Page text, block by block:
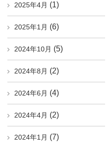
2025年4月 (1)
2025年1月 (6)
2024年10月 (5)
2024年8月 (2)
2024年6月 (4)
2024年4月 (2)
2024年1月 (7)